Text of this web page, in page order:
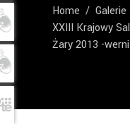
Home / Galerie
XXIII Krajowy
Żary 2013 -